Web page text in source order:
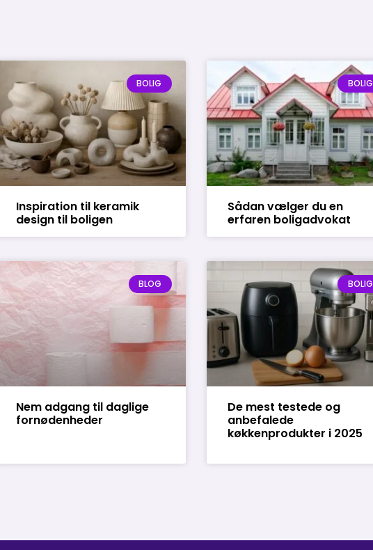
BOLIG
Inspiration til keramik
design til boligen
BOLIG
Sådan vælger du en
erfaren boligadvokat
BLOG
Nem adgang til daglige
fornødenheder
BOLIG
De mest testede og
anbefalede
køkkenprodukter i 2025